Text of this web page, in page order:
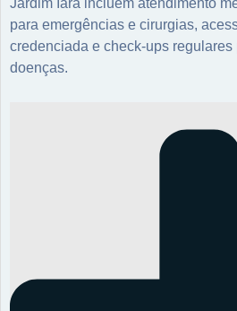
Jardim Iara incluem atendimento
para emergências e cirurgias,
credenciada e check-ups
doenças.